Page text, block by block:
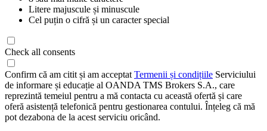
Litere majuscule și minuscule
Cel puțin o cifră și un caracter special
Check all consents
Confirm că am citit și am acceptat Termenii și condițiile Serviciului
de informare și educație al OANDA TMS Brokers S.A., care
reprezintă temeiul pentru a mă contacta cu această ofertă și care
oferă asistență telefonică pentru gestionarea contului. Înțeleg că mă
pot dezabona de la acest serviciu oricând.